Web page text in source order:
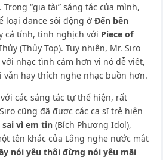
“gia tài” sáng tác của mình,
loại dance sôi động ở Đến bên
cá tính, tinh nghịch với Piece of
(Thủy Top). Tuy nhiên, Mr. Siro
nhạc tình cảm hơn vì nó dễ viết,
hay thích nghe nhạc buồn hơn.
các sáng tác tự thể hiện, rất
cũng đã được các ca sĩ trẻ hiện
sai vì em tin(Bích Phương Idol),
tên khác của Lắng nghe nước mắt
nói yêu thôi đừng nói yêu mãi